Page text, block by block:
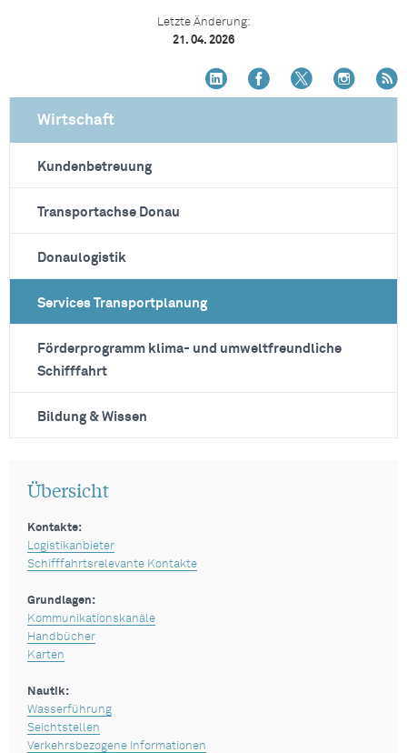
Letzte Änderung:
21. 04. 2026
Wirtschaft
Kundenbetreuung
Transportachse Donau
Donaulogistik
Services Transportplanung
Förderprogramm klima- und umweltfreundliche
Schifffahrt
Bildung & Wissen
Übersicht
Kontakte:
Logistikanbieter
Schifffahrtsrelevante Kontakte
Grundlagen:
Kommunikationskanäle
Handbücher
Karten
Nautik:
Wasserführung
Seichtstellen
Verkehrsbezogene Informationen